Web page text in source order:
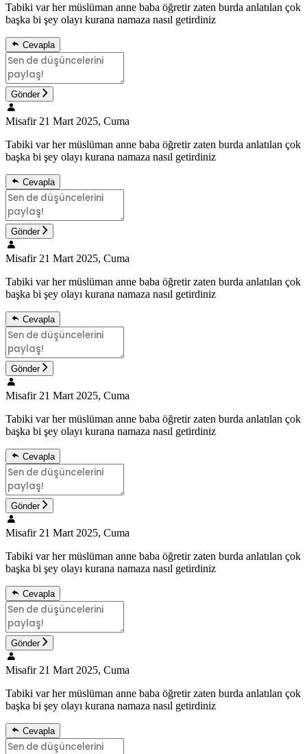
Tabiki var her müslüman anne baba öğretir zaten burda anlatılan çok
başka bi şey olayı kurana namaza nasıl getirdiniz
Cevapla
Gönder
Misafir 21 Mart 2025, Cuma
Tabiki var her müslüman anne baba öğretir zaten burda anlatılan çok
başka bi şey olayı kurana namaza nasıl getirdiniz
Cevapla
Gönder
Misafir 21 Mart 2025, Cuma
Tabiki var her müslüman anne baba öğretir zaten burda anlatılan çok
başka bi şey olayı kurana namaza nasıl getirdiniz
Cevapla
Gönder
Misafir 21 Mart 2025, Cuma
Tabiki var her müslüman anne baba öğretir zaten burda anlatılan çok
başka bi şey olayı kurana namaza nasıl getirdiniz
Cevapla
Gönder
Misafir 21 Mart 2025, Cuma
Tabiki var her müslüman anne baba öğretir zaten burda anlatılan çok
başka bi şey olayı kurana namaza nasıl getirdiniz
Cevapla
Gönder
Misafir 21 Mart 2025, Cuma
Tabiki var her müslüman anne baba öğretir zaten burda anlatılan çok
başka bi şey olayı kurana namaza nasıl getirdiniz
Cevapla